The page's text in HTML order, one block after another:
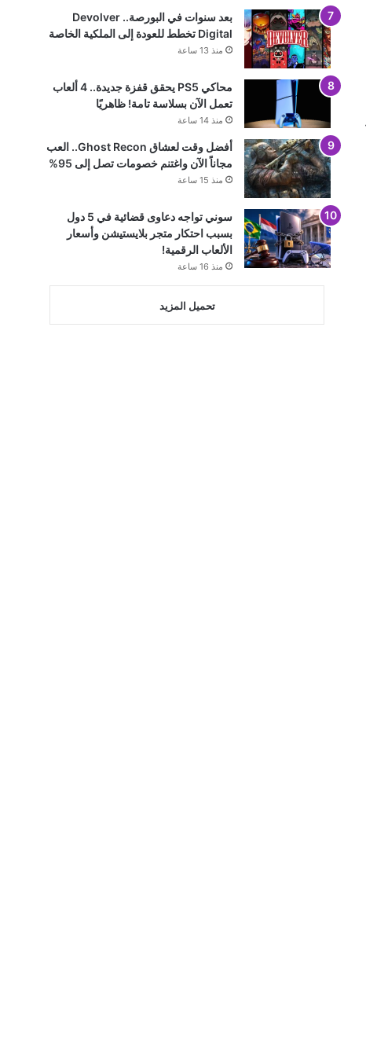
بعد سنوات في البورصة.. Devolver
Digital تخطط للعودة إلى الملكية الخاصة
منذ 13 ساعة
محاكي PS5 يحقق قفزة جديدة.. 4 ألعاب
تعمل الآن بسلاسة تامة! ظاهريًا
منذ 14 ساعة
أفضل وقت لعشاق Ghost Recon.. العب
مجاناً الآن واغتنم خصومات تصل إلى 95%
منذ 15 ساعة
سوني تواجه دعاوى قضائية في 5 دول
بسبب احتكار متجر بلايستيشن وأسعار
الألعاب الرقمية!
منذ 16 ساعة
تحميل المزيد